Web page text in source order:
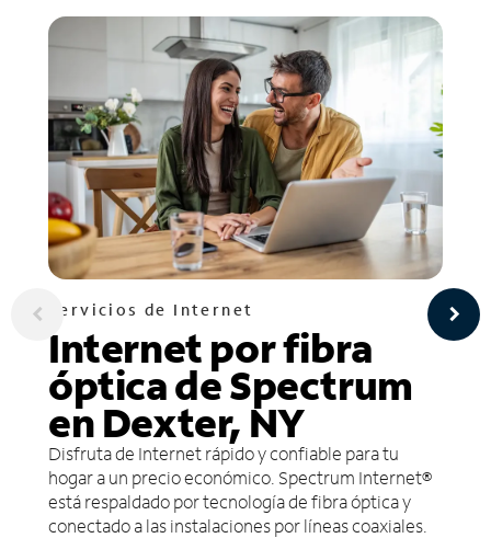
Servicios de Internet
Internet por fibra
óptica de Spectrum
en Dexter, NY
Disfruta de Internet rápido y confiable para tu
hogar a un precio económico. Spectrum Internet®
está respaldado por tecnología de fibra óptica y
conectado a las instalaciones por líneas coaxiales.